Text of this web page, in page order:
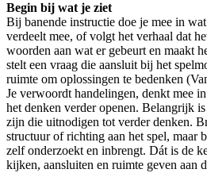
Begin bij wat je ziet
Bij banende instructie doe je mee in
verdeelt mee, of volgt het verhaal dat
woorden aan wat er gebeurt en maakt
stelt een vraag die aansluit bij het
ruimte om oplossingen te bedenken
Je verwoordt handelingen, denkt mee
het denken verder openen. Belangrijk
zijn die uitnodigen tot verder denken.
structuur of richting aan het spel,
zelf onderzoekt en inbrengt. Dát is de
kijken, aansluiten en ruimte geven aan